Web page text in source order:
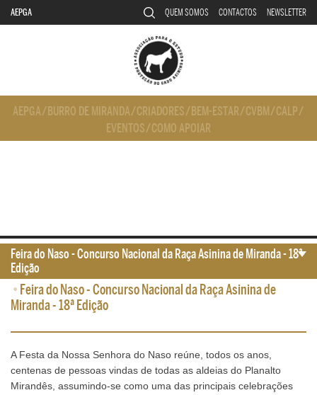
AEPGA QUEM SOMOS CONTACTOS NEWSLETTER
AEPGA/ BURRO DE MIRANDA/CRIADORES/ BEM-ESTAR/CVBM/CALP/
EVENTOS/COMO APOIAR
• Feira do Naso - Concurso Nacional da Raça Asinina de
Miranda - 18ª Edição
A Festa da Nossa Senhora do Naso reúne, todos os anos,
centenas de pessoas vindas de todas as aldeias do Planalto
Mirandês, assumindo-se como uma das principais celebrações
Feira do Naso - Concurso Nacional da Raça Asinina de Miranda - 18ª
Edição